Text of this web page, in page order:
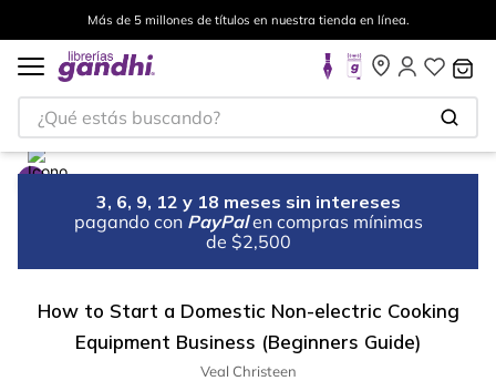
Más de 5 millones de títulos en nuestra tienda en línea.
¿Qué estás buscando?
3, 6, 9, 12 y 18 meses sin intereses
pagando con PayPal en compras mínimas
de $2,500
How to Start a Domestic Non-electric Cooking
Equipment Business (Beginners Guide)
Veal Christeen